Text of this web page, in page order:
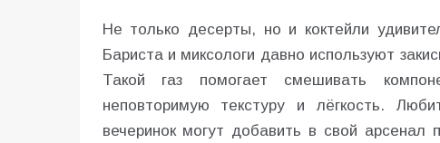
Не только десерты, но и коктейли
Бариста и миксологи давно используют
Такой газ помогает смешивать
неповторимую текстуру и лёгкость.
вечеринок могут добавить в свой арсенал